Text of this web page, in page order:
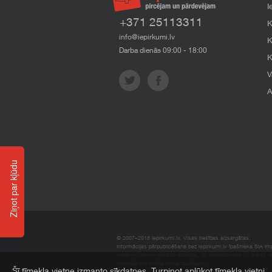
+371 25113311
info@iepirkumi.lv
Darba dienās 09:00 - 18:00
© 2007–2018 Iepirkumi.lv. Visas tiesības aizsargātas.
Informācijas pārpublicēšana bez iepirkumi.lv īpašnieka SIA
Ziņot par kļūdu